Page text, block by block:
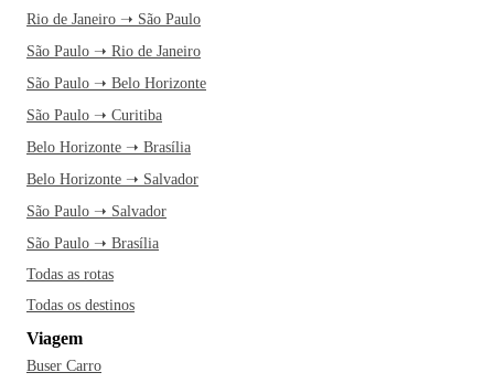
Rio de Janeiro ➝ São Paulo
São Paulo ➝ Rio de Janeiro
São Paulo ➝ Belo Horizonte
São Paulo ➝ Curitiba
Belo Horizonte ➝ Brasília
Belo Horizonte ➝ Salvador
São Paulo ➝ Salvador
São Paulo ➝ Brasília
Todas as rotas
Todas os destinos
Viagem
Buser Carro